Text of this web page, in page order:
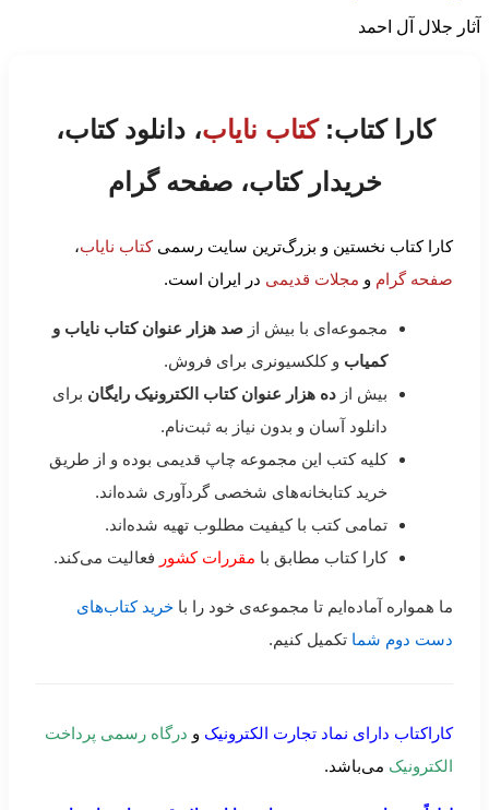
آثار جلال آل احمد
کارا کتاب:کتاب نایاب، دانلود کتاب،
خریدار کتاب، صفحه گرام
کارا کتاب نخستین و بزرگ‌ترین سایت رسمیکتاب نایاب،
صفحه گرام و مجلات قدیمی در ایران است.
مجموعه‌ای با بیش از صد هزار عنوان کتاب نایاب و
کمیاب و کلکسیونری برای فروش.
بیش از ده هزار عنوان کتاب الکترونیک رایگان برای
دانلود آسان و بدون نیاز به ثبت‌نام.
کلیه کتب این مجموعه چاپ قدیمی بوده و از طریق
خرید کتابخانه‌های شخصی گردآوری شده‌اند.
تمامی کتب با کیفیت مطلوب تهیه شده‌اند.
کارا کتاب مطابق با مقررات کشور فعالیت می‌کند.
ما همواره آماده‌ایم تا مجموعه‌ی خود را با خرید کتاب‌های
دست دوم شما تکمیل کنیم.
کاراکتاب دارای نماد تجارت الکترونیک و درگاه رسمی پرداخت
الکترونیک می‌باشد.